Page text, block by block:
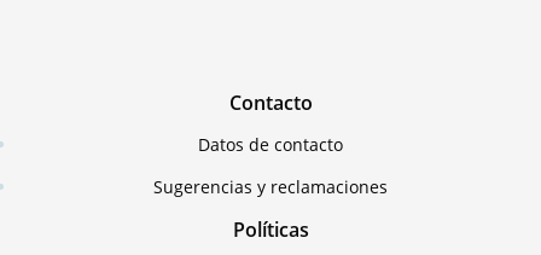
Contacto
Datos de contacto
Sugerencias y reclamaciones
Políticas